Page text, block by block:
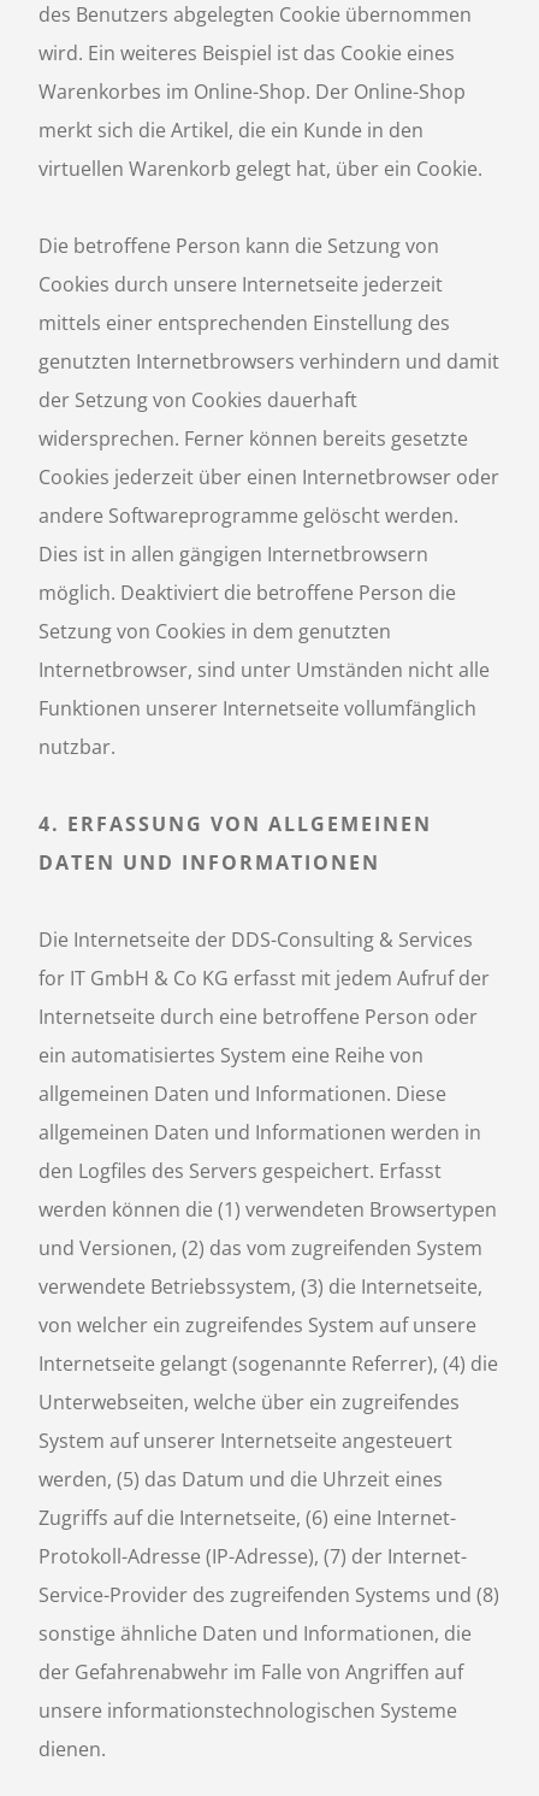
des Benutzers abgelegten Cookie übernommen
wird. Ein weiteres Beispiel ist das Cookie eines
Warenkorbes im Online-Shop. Der Online-Shop
merkt sich die Artikel, die ein Kunde in den
virtuellen Warenkorb gelegt hat, über ein Cookie.
Die betroffene Person kann die Setzung von
Cookies durch unsere Internetseite jederzeit
mittels einer entsprechenden Einstellung des
genutzten Internetbrowsers verhindern und damit
der Setzung von Cookies dauerhaft
widersprechen. Ferner können bereits gesetzte
Cookies jederzeit über einen Internetbrowser oder
andere Softwareprogramme gelöscht werden.
Dies ist in allen gängigen Internetbrowsern
möglich. Deaktiviert die betroffene Person die
Setzung von Cookies in dem genutzten
Internetbrowser, sind unter Umständen nicht alle
Funktionen unserer Internetseite vollumfänglich
nutzbar.
4. ERFASSUNG VON ALLGEMEINEN
DATEN UND INFORMATIONEN
Die Internetseite der DDS-Consulting & Services
for IT GmbH & Co KG erfasst mit jedem Aufruf der
Internetseite durch eine betroffene Person oder
ein automatisiertes System eine Reihe von
allgemeinen Daten und Informationen. Diese
allgemeinen Daten und Informationen werden in
den Logfiles des Servers gespeichert. Erfasst
werden können die (1) verwendeten Browsertypen
und Versionen, (2) das vom zugreifenden System
verwendete Betriebssystem, (3) die Internetseite,
von welcher ein zugreifendes System auf unsere
Internetseite gelangt (sogenannte Referrer), (4) die
Unterwebseiten, welche über ein zugreifendes
System auf unserer Internetseite angesteuert
werden, (5) das Datum und die Uhrzeit eines
Zugriffs auf die Internetseite, (6) eine Internet-
Protokoll-Adresse (IP-Adresse), (7) der Internet-
Service-Provider des zugreifenden Systems und (8)
sonstige ähnliche Daten und Informationen, die
der Gefahrenabwehr im Falle von Angriffen auf
unsere informationstechnologischen Systeme
dienen.